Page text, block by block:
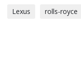
Lexus rolls-royce